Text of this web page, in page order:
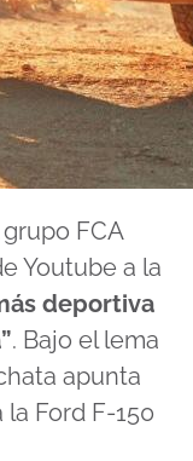
FCA
Youtube a la
deportiva
. Bajo el lema
apunta
Ford F-150